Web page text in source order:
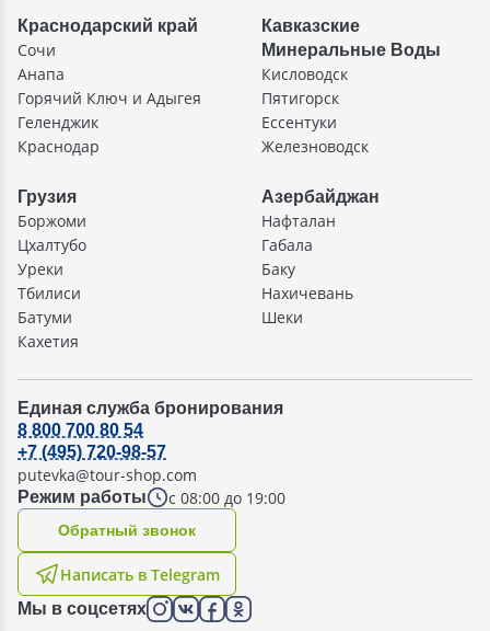
Краснодарский край
Сочи
Анапа
Горячий Ключ и Адыгея
Геленджик
Краснодар
Кавказские
Минеральные Воды
Кисловодск
Пятигорск
Ессентуки
Железноводск
Грузия
Боржоми
Цхалтубо
Уреки
Тбилиси
Батуми
Кахетия
Азербайджан
Нафталан
Габала
Баку
Нахичевань
Шеки
Единая служба бронирования
Режим работы с 08:00 до 19:00
8 800 700 80 54
+7 (495) 720-98-57
putevka@tour-shop.com
Написать в Telegram
Oбратный звонок
Мы в соцсетях